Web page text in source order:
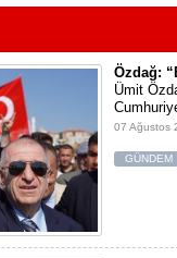
Özdağ:
Ümit
07 Ağustos
GÜNDEM